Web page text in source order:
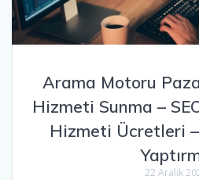
Arama Motoru
Hizmeti Sunma –
Hizmeti Ücretleri
22 Aralık